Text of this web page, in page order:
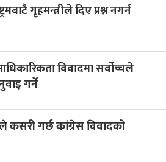
गृहमन्त्रीले दिए प्रश्न नगर्न
विवादमा सर्वोच्चले
गर्ने
कसरी गर्छ कांग्रेस विवादको